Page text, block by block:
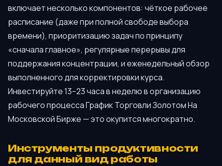
включает несколько компонентов: чёткое рабочее
расписание (даже при полной свободе выбора
времени), приоритизацию задач по принципу
«сначала главное», регулярные перерывы для
поддержания концентрации, и еженедельный обзор
выполненного для корректировки курса.
Инвестируйте 13–23 часа в неделю в организацию
рабочего процесса График Торговли Золотом На
Московской Бирже — это окупится многократно.
Инструменты продуктивности
для данный вид работы